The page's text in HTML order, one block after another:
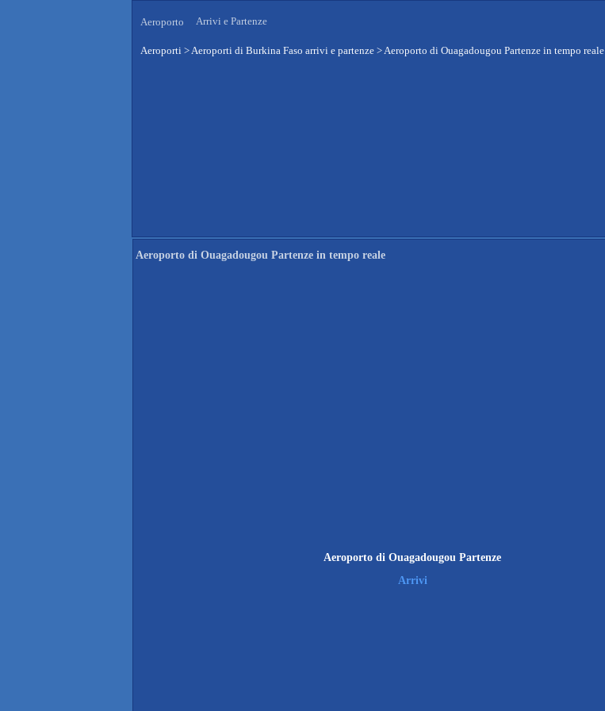
Aeroporto Arrivi e Partenze
Aeroporti >Aeroporti di Burkina Faso arrivi e partenze >Aeroporto di Ouagadougou Partenze in tempo reale
Aeroporto di Ouagadougou Partenze in tempo reale
Aeroporto di Ouagadougou Partenze
Arrivi